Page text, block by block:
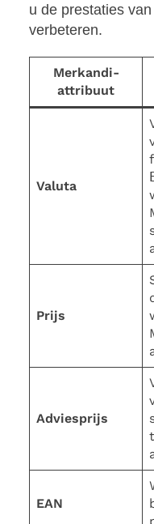
u de prestaties
verbeteren.
Merkandi-
attribuut
Valuta
Prijs
Adviesprijs
EAN